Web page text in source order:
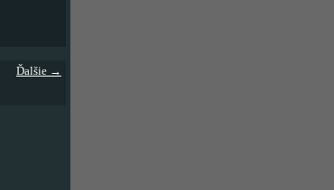
Ďalšie →